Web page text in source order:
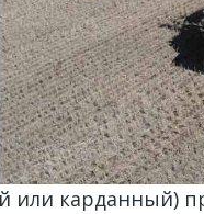
карданный)